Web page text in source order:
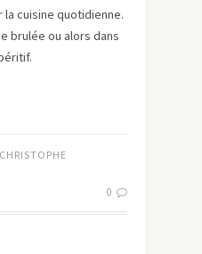
cuisine quotidienne.
brulée ou alors dans
CHRISTOPHE
0